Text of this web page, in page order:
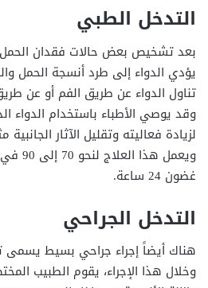
التدخل الطبي
بعد تشخيص بعض حالات فقدان
يؤدي الدواء إلى طرد أنسجة الحمل
تناول الدواء عن طريق الفم أو عن
وقد يوصي الأطباء باستخدام الدواء
لزيادة فعاليته وتقليل الآثار
ويعمل
غضون 24 ساعة.
التدخل الجراحي
هناك أيضاً إجراء جراحي بسيط
وخلال هذا الإجراء، يقوم الطبيب